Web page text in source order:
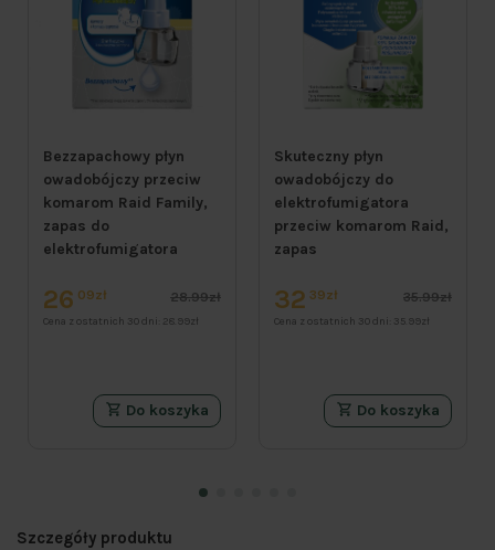
Bezzapachowy płyn
owadobójczy przeciw
komarom Raid Family,
zapas do
elektrofumigatora
26 09zł 28.99zł
Cena z ostatnich 30 dni: 28.99zł
Do koszyka
Skuteczny płyn
owadobójczy do
elektrofumigatora
przeciw komarom Raid,
zapas
32 39zł 35.99zł
Cena z ostatnich 30 dni: 35.99zł
Do koszyka
Szczegóły produktu